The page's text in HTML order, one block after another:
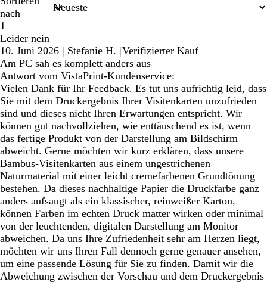
nach
1
Leider nein
10. Juni 2026 | Stefanie H. |Verifizierter Kauf
Am PC sah es komplett anders aus
Antwort vom VistaPrint-Kundenservice:
Vielen Dank für Ihr Feedback. Es tut uns aufrichtig leid, dass
Sie mit dem Druckergebnis Ihrer Visitenkarten unzufrieden
sind und dieses nicht Ihren Erwartungen entspricht. Wir
können gut nachvollziehen, wie enttäuschend es ist, wenn
das fertige Produkt von der Darstellung am Bildschirm
abweicht. Gerne möchten wir kurz erklären, dass unsere
Bambus-Visitenkarten aus einem ungestrichenen
Naturmaterial mit einer leicht cremefarbenen Grundtönung
bestehen. Da dieses nachhaltige Papier die Druckfarbe ganz
anders aufsaugt als ein klassischer, reinweißer Karton,
können Farben im echten Druck matter wirken oder minimal
von der leuchtenden, digitalen Darstellung am Monitor
abweichen. Da uns Ihre Zufriedenheit sehr am Herzen liegt,
möchten wir uns Ihren Fall dennoch gerne genauer ansehen,
um eine passende Lösung für Sie zu finden. Damit wir die
Abweichung zwischen der Vorschau und dem Druckergebnis